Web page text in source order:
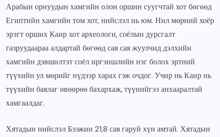
Арабын орнуудын хамгийн олон оршин суугчтай хот бөгөөд
Египтийн хамгийн том хот, нийслэл нь юм. Нил мөрний хоёр
эрэгт орших Каир хот археологи, соёлын дурсгалт
газруудаараа алдартай бөгөөд сая сая жуулчид дэлхийн
хамгийн дэвшилтэт соёл иргэншлийн нэг болох эртний
түүхийн ул мөрийг нүдээр харах гэж очдог. Учир нь Каир нь
түүхийн баялаг өвөөрөө бахархаж, түүнийгээ анхааралтай
хамгаалдаг.
Хятадын нийслэл Бээжин 21,8 сая гаруй хүн амтай. Хятадын